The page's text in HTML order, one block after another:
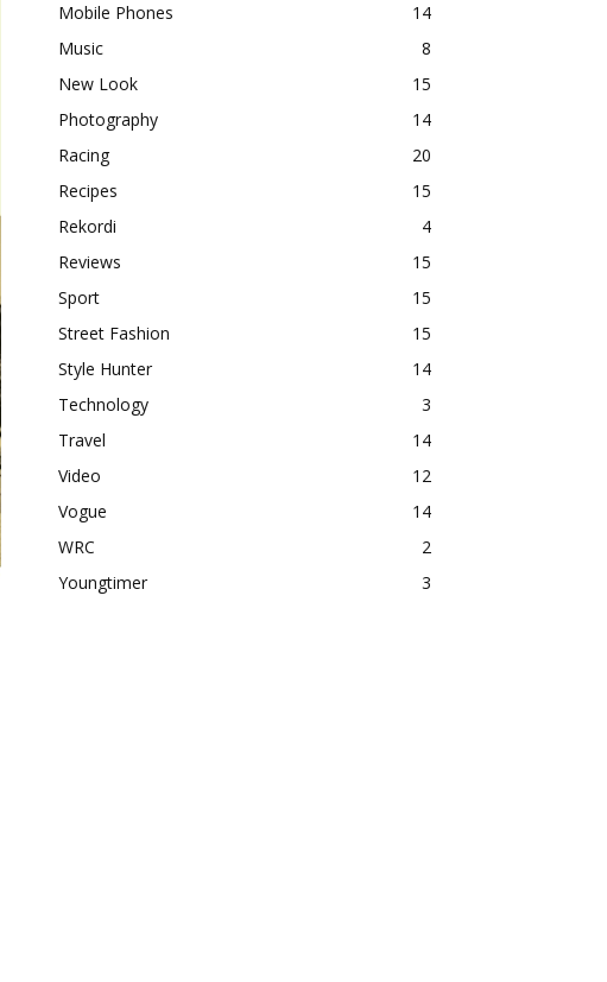
Mobile Phones
14
Music
8
New Look
15
Photography
14
Racing
20
Recipes
15
Rekordi
4
Reviews
15
Sport
15
Street Fashion
15
Style Hunter
14
Technology
3
Travel
14
Video
12
Vogue
14
WRC
2
Youngtimer
3